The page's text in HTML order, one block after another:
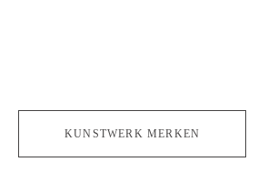
KUNSTWERK MERKEN